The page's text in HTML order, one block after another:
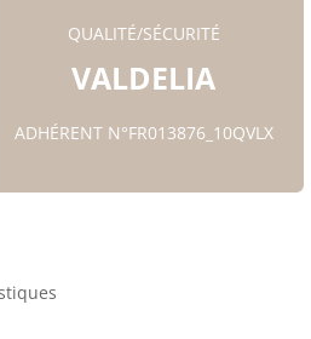
QUALITÉ/SÉCURITÉ
VALDELIA
ADHÉRENT N°FR013876_10QVLX